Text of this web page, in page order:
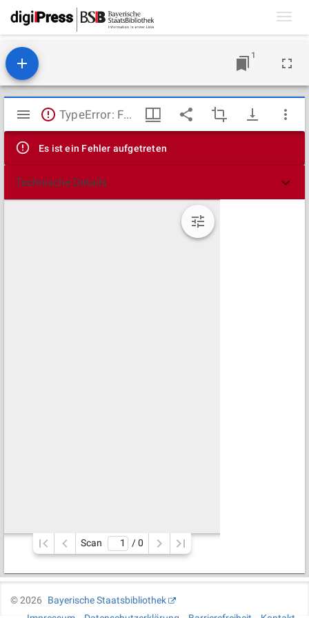
1
Mirador
Viewer
TypeError: Failed to fetch
Es ist ein Fehler aufgetreten
Technische Details
Scan / 0
©2026
Bayerische Staatsbibliothek